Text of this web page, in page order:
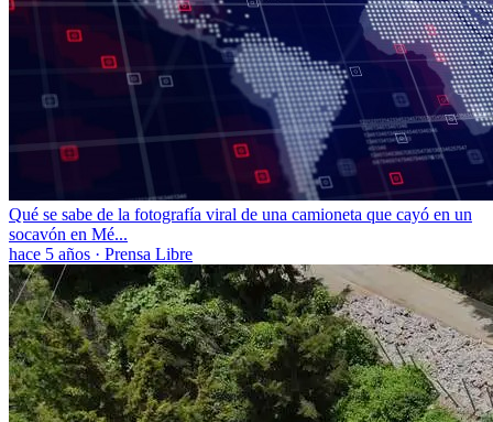
Qué se sabe de la fotografía viral de una camioneta que cayó en un
socavón en Mé...
hace 5 años · Prensa Libre